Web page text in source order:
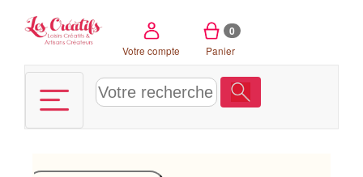
Votre compte
0
Panier